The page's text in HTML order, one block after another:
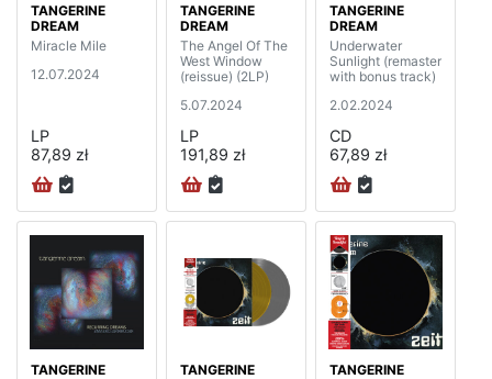
TANGERINE
DREAM
Miracle Mile
12.07.2024
LP
87,89 zł
TANGERINE
DREAM
The Angel Of The
West Window
(reissue) (2LP)
5.07.2024
LP
191,89 zł
TANGERINE
DREAM
Underwater
Sunlight (remaster
with bonus track)
2.02.2024
CD
67,89 zł
TANGERINE
TANGERINE
TANGERINE